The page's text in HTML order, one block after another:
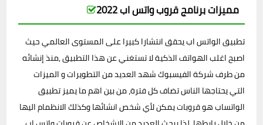
مميزات برنامج قروب واتس اب 2022
تطبيق الواتس اب يحقق انتشارا كبيرا على المستوى العالمي حيث
اصبح اغلب الهواتف الذكية لا تستغني عن هذا التطبيق ,منذ إنشائه
من طرف شركة الفيسبوك شهد العديد من التطويرات و الميزات
التي يحتاجها الناس تضاف كل فترة، من بين اهم ما يميز تطبيق
الواتساب هو قروبات يمكن لأي شخص انشائها وكذلك الانظمام اليها